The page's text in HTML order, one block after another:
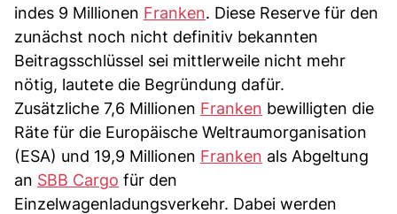
indes 9 Millionen Franken. Diese Reserve für den
zunächst noch nicht definitiv bekannten
Beitragsschlüssel sei mittlerweile nicht mehr
nötig, lautete die Begründung dafür.
Zusätzliche 7,6 Millionen Franken bewilligten die
Räte für die Europäische Weltraumorganisation
(ESA) und 19,9 Millionen Franken als Abgeltung
an SBB Cargo für den
Einzelwagenladungsverkehr. Dabei werden